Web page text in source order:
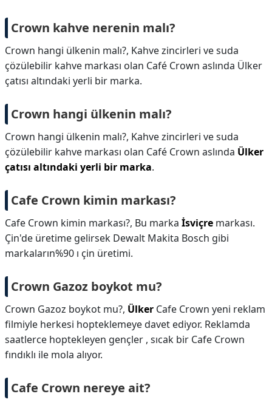
Crown kahve nerenin malı?
Crown hangi ülkenin malı?, Kahve zincirleri ve suda
çözülebilir kahve markası olan Café Crown aslında Ülker
çatısı altındaki yerli bir marka.
Crown hangi ülkenin malı?
Crown hangi ülkenin malı?, Kahve zincirleri ve suda
çözülebilir kahve markası olan Café Crown aslında Ülker
çatısı altındaki yerli bir marka.
Cafe Crown kimin markası?
Cafe Crown kimin markası?, Bu marka İsviçre markası.
Çin'de üretime gelirsek Dewalt Makita Bosch gibi
markaların%90 ı çin üretimi.
Crown Gazoz boykot mu?
Crown Gazoz boykot mu?, Ülker Cafe Crown yeni reklam
filmiyle herkesi hopteklemeye davet ediyor. Reklamda
saatlerce hoptekleyen gençler , sıcak bir Cafe Crown
fındıklı ile mola alıyor.
Cafe Crown nereye ait?